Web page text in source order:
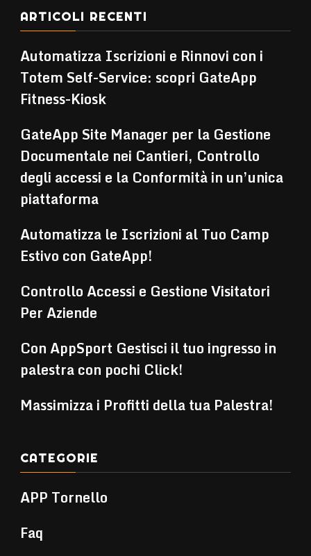
ARTICOLI RECENTI
Automatizza Iscrizioni e Rinnovi con i
Totem Self-Service: scopri GateApp
Fitness-Kiosk
GateApp Site Manager per la Gestione
Documentale nei Cantieri, Controllo
degli accessi e la Conformità in un’unica
piattaforma
Automatizza le Iscrizioni al Tuo Camp
Estivo con GateApp!
Controllo Accessi e Gestione Visitatori
Per Aziende
Con AppSport Gestisci il tuo ingresso in
palestra con pochi Click!
Massimizza i Profitti della tua Palestra!
CATEGORIE
APP Tornello
Faq